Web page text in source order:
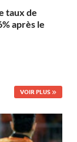
taux de
après le
VOIR PLUS